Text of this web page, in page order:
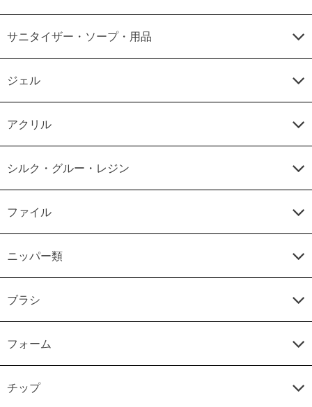
サニタイザー・ソープ・用品
ジェル
アクリル
シルク・グルー・レジン
ファイル
ニッパー類
ブラシ
フォーム
チップ